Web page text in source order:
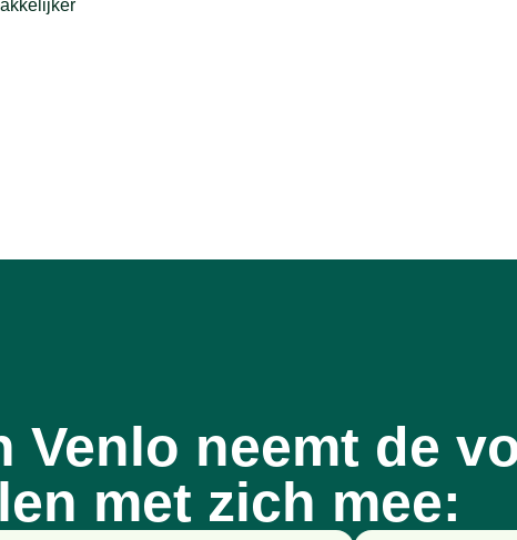
Venlo neemt de
met zich mee: